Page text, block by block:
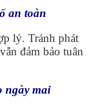
an toàn
lý. Tránh phát
đảm bảo tuân
ngày mai